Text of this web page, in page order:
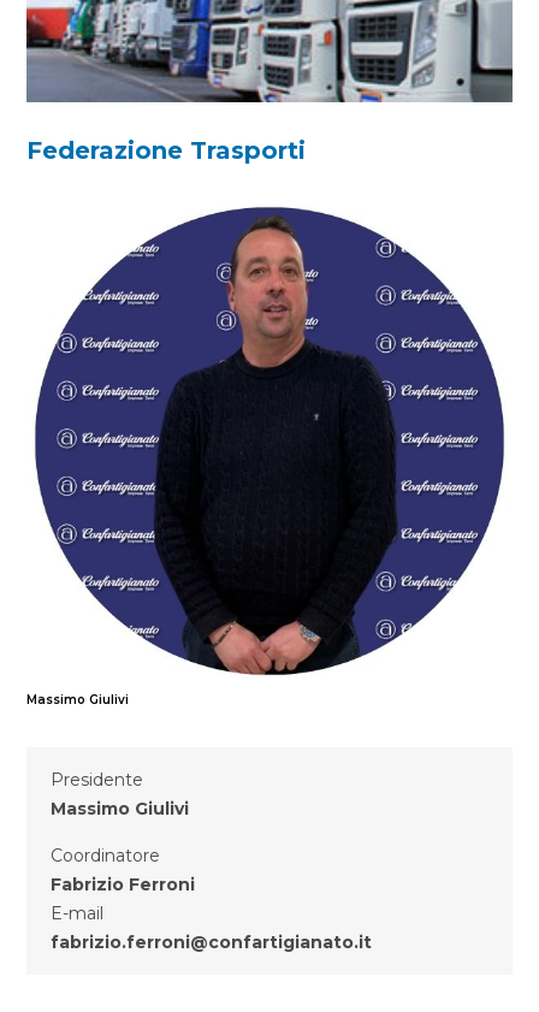
Federazione Trasporti
Massimo Giulivi
Presidente
Massimo Giulivi
Coordinatore
Fabrizio Ferroni
E-mail
fabrizio.ferroni@confartigianato.it